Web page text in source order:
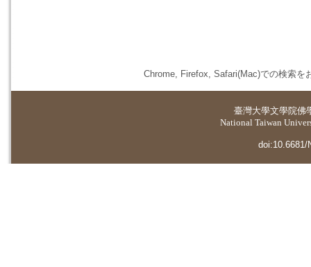
Chrome, Firefox, Safari(Mac)での検索を
臺灣大學文學院佛
National Taiwan
doi:10.6681/